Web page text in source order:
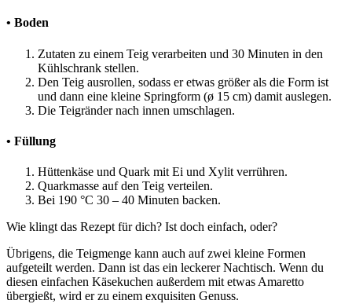
• Boden
Zutaten zu einem Teig verarbeiten und 30 Minuten in den
Kühlschrank stellen.
Den Teig ausrollen, sodass er etwas größer als die Form ist
und dann eine kleine Springform (ø 15 cm) damit auslegen.
Die Teigränder nach innen umschlagen.
• Füllung
Hüttenkäse und Quark mit Ei und Xylit verrühren.
Quarkmasse auf den Teig verteilen.
Bei 190 °C 30 – 40 Minuten backen.
Wie klingt das Rezept für dich? Ist doch einfach, oder?
Übrigens, die Teigmenge kann auch auf zwei kleine Formen
aufgeteilt werden. Dann ist das ein leckerer Nachtisch. Wenn du
diesen einfachen Käsekuchen außerdem mit etwas Amaretto
übergießt, wird er zu einem exquisiten Genuss.